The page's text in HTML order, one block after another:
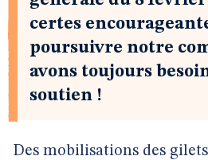
certes
poursuivre notre
avons toujours
soutien !
Des mobilisations des